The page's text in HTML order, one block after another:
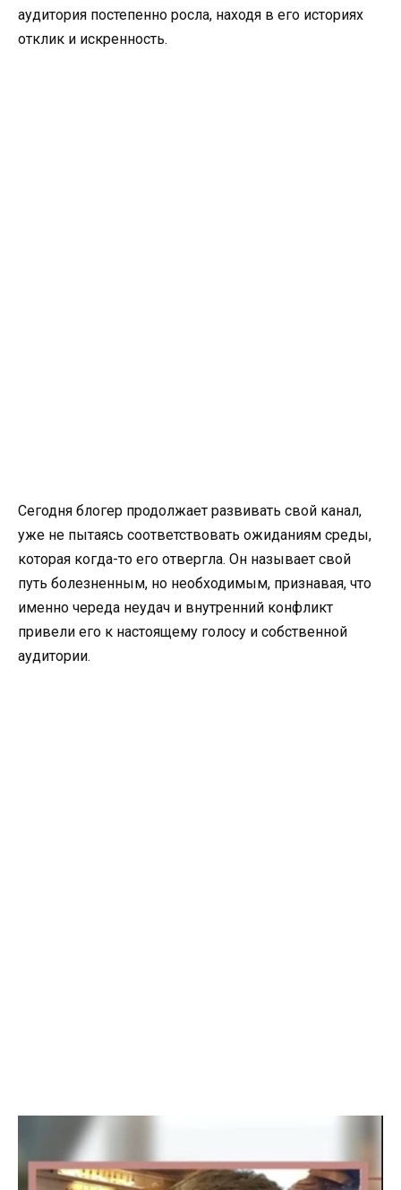
аудитория постепенно росла, находя в его историях
отклик и искренность.
Сегодня блогер продолжает развивать свой канал,
уже не пытаясь соответствовать ожиданиям среды,
которая когда-то его отвергла. Он называет свой
путь болезненным, но необходимым, признавая, что
именно череда неудач и внутренний конфликт
привели его к настоящему голосу и собственной
аудитории.